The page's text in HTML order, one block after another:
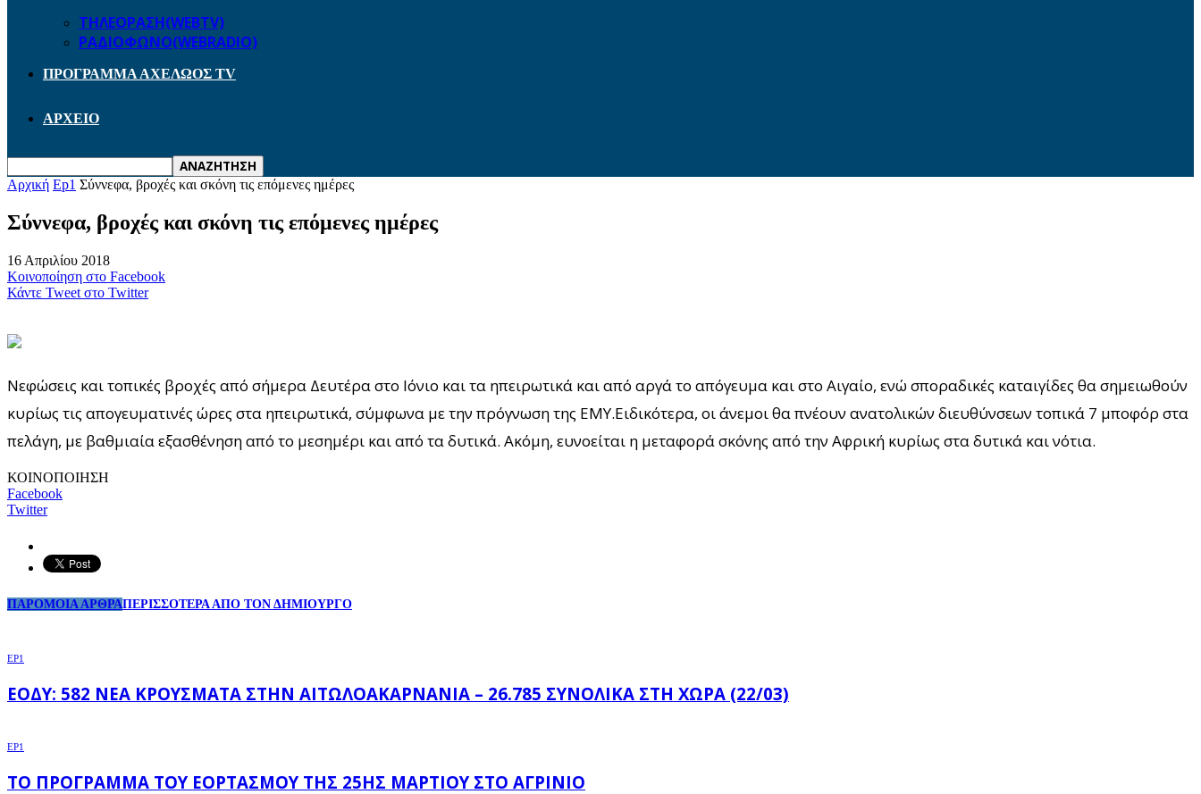
ΤΗΛΕΟΡΑΣΗ(WEBTV)
ΡΑΔΙΟΦΩΝΟ(WEBRADIO)
ΠΡΟΓΡΑΜΜΑ ΑΧΕΛΩΟΣ TV
ΑΡΧΕΙΟ
Αρχική Ep1 Σύννεφα, βροχές και σκόνη τις επόμενες ημέρες
Σύννεφα, βροχές και σκόνη τις επόμενες ημέρες
16 Απριλίου 2018
Κοινοποίηση στο Facebook
Κάντε Tweet στο Twitter
Νεφώσεις και τοπικές βροχές από σήμερα Δευτέρα στο Ιόνιο και τα ηπειρωτικά και από αργά το απόγευμα και στο Αιγαίο, ενώ σποραδικές καταιγίδες θα σημειωθούν
κυρίως τις απογευματινές ώρες στα ηπειρωτικά, σύμφωνα με την πρόγνωση της ΕΜΥ.Ειδικότερα, οι άνεμοι θα πνέουν ανατολικών διευθύνσεων τοπικά 7 μποφόρ στα
πελάγη, με βαθμιαία εξασθένηση από το μεσημέρι και από τα δυτικά. Ακόμη, ευνοείται η μεταφορά σκόνης από την Αφρική κυρίως στα δυτικά και νότια.
ΚΟΙΝΟΠΟΙΗΣΗ
Facebook
Twitter
ΠΑΡΟΜΟΙΑ ΑΡΘΡΑΠΕΡΙΣΣΟΤΕΡΑ ΑΠΟ ΤΟΝ ΔΗΜΙΟΥΡΓΟ
EP1
ΕΟΔΥ: 582 ΝΈΑ ΚΡΟΎΣΜΑΤΑ ΣΤΗΝ ΑΙΤΩΛΟΑΚΑΡΝΑΝΊΑ – 26.785 ΣΥΝΟΛΙΚΆ ΣΤΗ ΧΏΡΑ (22/03)
EP1
ΤΟ ΠΡΌΓΡΑΜΜΑ ΤΟΥ ΕΟΡΤΑΣΜΟΎ ΤΗΣ 25ΗΣ ΜΑΡΤΊΟΥ ΣΤΟ ΑΓΡΊΝΙΟ